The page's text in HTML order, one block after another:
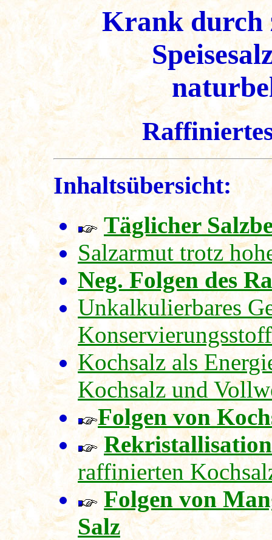
Krank durch
Inhaltsübersicht:
Täglicher
Salzarmut trotz
Neg. Folgen des
Unkalkulierbares
Kochsalz als
Kochsalz und
Folgen von
Rekristallisation
raffinierten
Folgen von
Salz